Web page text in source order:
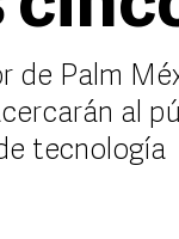
de Palm
al
tecnología